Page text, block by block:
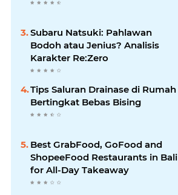
Subaru Natsuki: Pahlawan
Bodoh atau Jenius? Analisis
Karakter Re:Zero
Tips Saluran Drainase di Rumah
Bertingkat Bebas Bising
Best GrabFood, GoFood and
ShopeeFood Restaurants in Bali
for All-Day Takeaway